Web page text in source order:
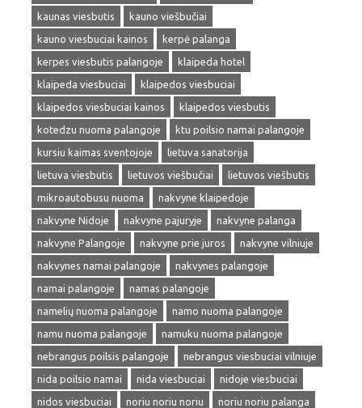
kaunas viesbutis
kauno viešbučiai
kauno viesbuciai kainos
kerpė palanga
kerpes viesbutis palangoje
klaipeda hotel
klaipeda viesbuciai
klaipedos viesbuciai
klaipedos viesbuciai kainos
klaipedos viesbutis
kotedzu nuoma palangoje
ktu poilsio namai palangoje
kursiu kaimas sventojoje
lietuva sanatorija
lietuva viesbutis
lietuvos viešbučiai
lietuvos viešbutis
mikroautobusu nuoma
nakvyne klaipedoje
nakvyne Nidoje
nakvyne pajuryje
nakvyne palanga
nakvyne Palangoje
nakvyne prie juros
nakvyne vilniuje
nakvynes namai palangoje
nakvynes palangoje
namai palangoje
namas palangoje
namelių nuoma palangoje
namo nuoma palangoje
namu nuoma palangoje
namuku nuoma palangoje
nebrangus poilsis palangoje
nebrangus viesbuciai vilniuje
nida poilsio namai
nida viesbuciai
nidoje viesbuciai
nidos viesbuciai
noriu noriu noriu
noriu noriu palanga